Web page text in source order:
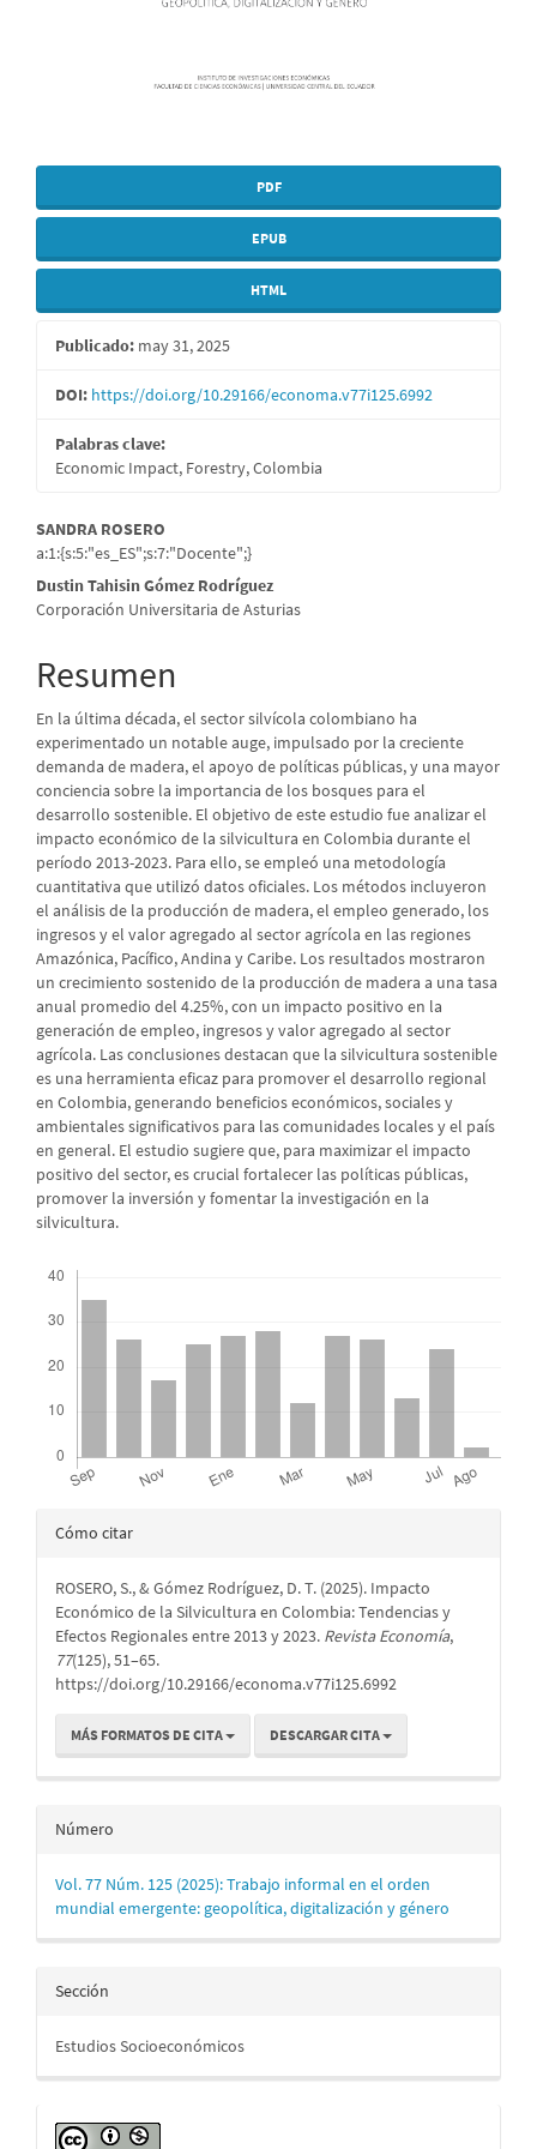
PDF
EPUB
HTML
Publicado: may 31, 2025
DOI: https://doi.org/10.29166/economa.v77i125.6992
Palabras clave:
Economic Impact, Forestry, Colombia
Contenido
principal
del
artículo
SANDRA ROSERO
a:1:{s:5:"es_ES";s:7:"Docente";}
Dustin Tahisin Gómez Rodríguez
Corporación Universitaria de Asturias
Resumen
En la última década, el sector silvícola colombiano ha
experimentado un notable auge, impulsado por la creciente
demanda de madera, el apoyo de políticas públicas, y una mayor
conciencia sobre la importancia de los bosques para el
desarrollo sostenible. El objetivo de este estudio fue analizar el
impacto económico de la silvicultura en Colombia durante el
período 2013-2023. Para ello, se empleó una metodología
cuantitativa que utilizó datos oficiales. Los métodos incluyeron
el análisis de la producción de madera, el empleo generado, los
ingresos y el valor agregado al sector agrícola en las regiones
Amazónica, Pacífico, Andina y Caribe. Los resultados mostraron
un crecimiento sostenido de la producción de madera a una tasa
anual promedio del 4.25%, con un impacto positivo en la
generación de empleo, ingresos y valor agregado al sector
agrícola. Las conclusiones destacan que la silvicultura sostenible
es una herramienta eficaz para promover el desarrollo regional
en Colombia, generando beneficios económicos, sociales y
ambientales significativos para las comunidades locales y el país
en general. El estudio sugiere que, para maximizar el impacto
positivo del sector, es crucial fortalecer las políticas públicas,
promover la inversión y fomentar la investigación en la
silvicultura.
Detalles
artículo
Cómo citar
ROSERO, S., & Gómez Rodríguez, D. T. (2025). Impacto
Económico de la Silvicultura en Colombia: Tendencias y
Efectos Regionales entre 2013 y 2023. Revista Economía,
77(125), 51–65.
https://doi.org/10.29166/economa.v77i125.6992
MÁS FORMATOS DE CITA DESCARGAR CITA
Número
Vol. 77 Núm. 125 (2025): Trabajo informal en el orden
mundial emergente: geopolítica, digitalización y género
Sección
Estudios Socioeconómicos